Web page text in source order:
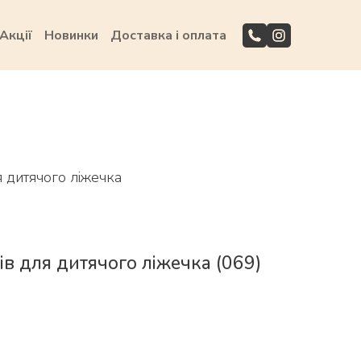
Акції Новинки Доставка і оплата
ліжечка
для дитячого ліжечка (069)